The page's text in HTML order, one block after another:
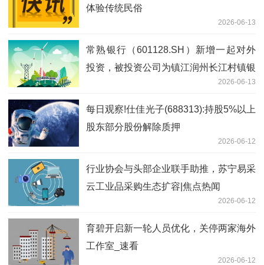
体验传统民俗
2026-06-13
常熟银行（601128.SH）新增一起对外
投资，被投资公司为镇江润州长江村镇银
2026-06-13
每日观察!仕佳光子(688313):持股5%以上
股东部分股份解除质押
2026-06-12
行业协会与头部企业联手助推，苏宁易采
云工业品采购生态扩容|焦点热闻
2026-06-12
育碧开启新一轮人员优化，关停两家海外
工作室_速看
2026-06-12